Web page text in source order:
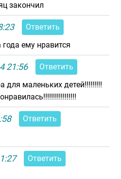
закончил
Ответить
ему нравится
21:56
Ответить
для маленьких детей!!!!!!!!!
Ответить
Ответить